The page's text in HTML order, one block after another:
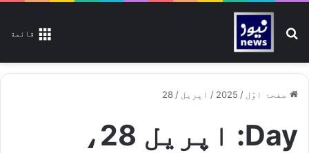
قائمة تلاش کیجیے
صفحۂ اوّل /
2025
/ اپریل /
28
Day:
اپریل 28،